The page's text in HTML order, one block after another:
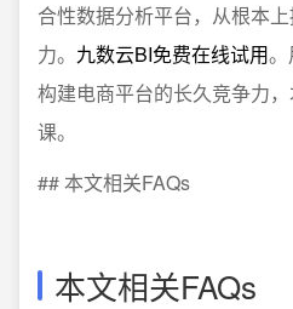
合性数据分析平台，从根本
力。 九数云BI免费在线试用。
构建电商平台的长久竞争力
课。
## 本文相关FAQs
本文相关FAQs